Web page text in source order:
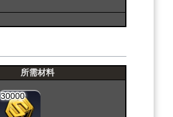
所需材料
30000